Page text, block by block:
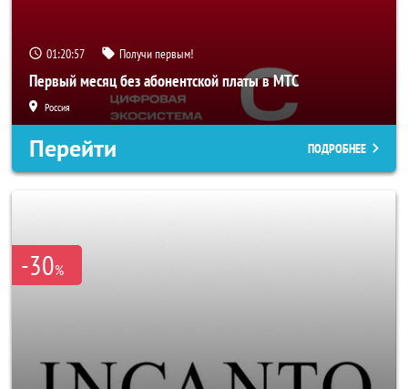
01:20:56 Получи первым!
Первый месяц без абонентской платы в МТС
Россия
Перейти ПОДРОБНЕЕ
-30%